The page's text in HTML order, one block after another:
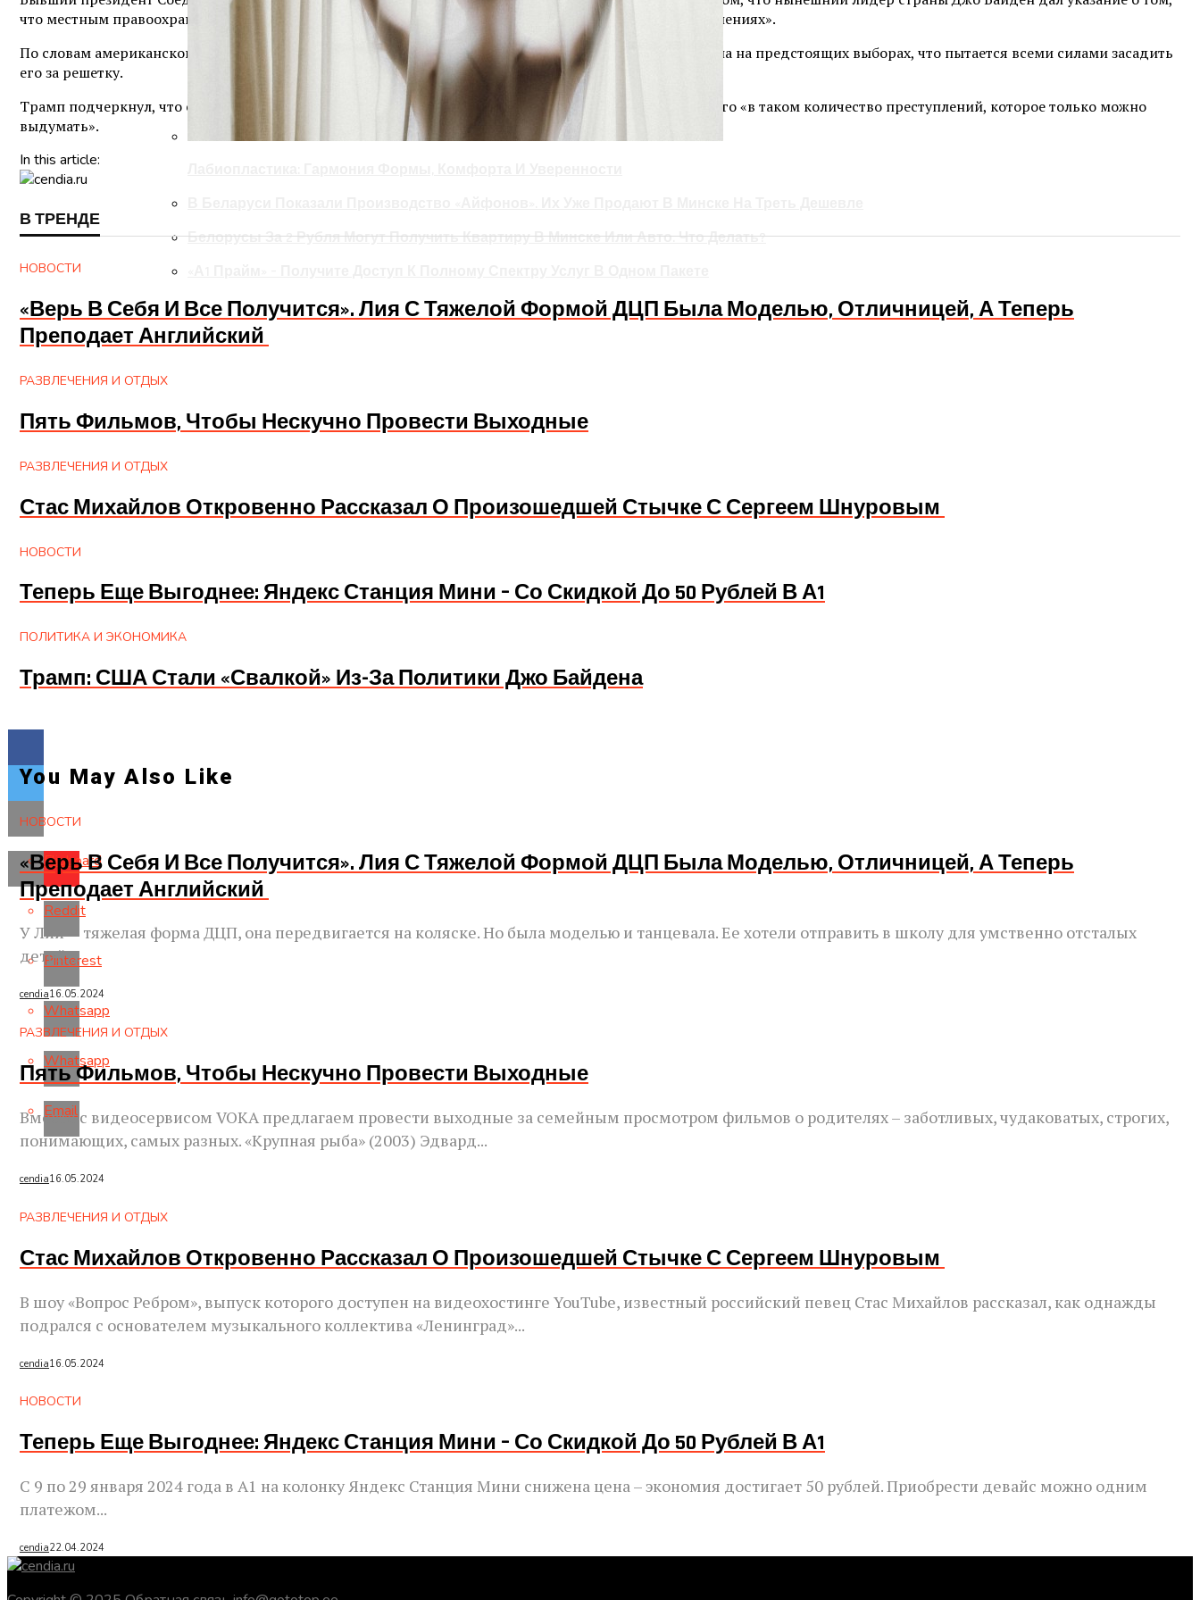
Белорусы За 2 Рубля Могут Получить Квартиру В Минске Или Авто. Что Делать?
что местным правоохранительным органам надо обвинить бизнесмена «во всех возможных преступлениях».
По словам американского шоумена и бизнесмена, Джо Байден так сильно боится конкуренции Трампа на предстоящих выборах, что пытается всеми силами засадить
его за решетку.
Трамп подчеркнул, что со стороны это выглядит так, будто Байден хочет, чтобы полиция обвинила его «в таком количество преступлений, которое только можно
выдумать».
In this article:
В ТРЕНДЕ
НОВОСТИ
«Верь В Себя И Все Получится». Лия С Тяжелой Формой ДЦП Была Моделью, Отличницей, А Теперь
Преподает Английский
РАЗВЛЕЧЕНИЯ И ОТДЫХ
Пять Фильмов, Чтобы Нескучно Провести Выходные
РАЗВЛЕЧЕНИЯ И ОТДЫХ
Стас Михайлов Откровенно Рассказал О Произошедшей Стычке С Сергеем Шнуровым
НОВОСТИ
Теперь Еще Выгоднее: Яндекс Станция Мини – Со Скидкой До 50 Рублей В А1
ПОЛИТИКА И ЭКОНОМИКА
Трамп: США Стали «свалкой» Из-За Политики Джо Байдена
Flipboard
Reddit
Pinterest
Whatsapp
Whatsapp
Email
You May Also Like
НОВОСТИ
«Верь В Себя И Все Получится». Лия С Тяжелой Формой ДЦП Была Моделью, Отличницей, А Теперь
Преподает Английский
У Лии — тяжелая форма ДЦП, она передвигается на коляске. Но была моделью и танцевала. Ее хотели отправить в школу для умственно отсталых
детей....
cendia16.05.2024
РАЗВЛЕЧЕНИЯ И ОТДЫХ
Пять Фильмов, Чтобы Нескучно Провести Выходные
Вместе с видеосервисом VOKA предлагаем провести выходные за семейным просмотром фильмов о родителях – заботливых, чудаковатых, строгих,
понимающих, самых разных. «Крупная рыба» (2003) Эдвард...
cendia16.05.2024
РАЗВЛЕЧЕНИЯ И ОТДЫХ
Стас Михайлов Откровенно Рассказал О Произошедшей Стычке С Сергеем Шнуровым
В шоу «Вопрос Ребром», выпуск которого доступен на видеохостинге YouTube, известный российский певец Стас Михайлов рассказал, как однажды
подрался с основателем музыкального коллектива «Ленинград»...
cendia16.05.2024
НОВОСТИ
Теперь Еще Выгоднее: Яндекс Станция Мини – Со Скидкой До 50 Рублей В А1
С 9 по 29 января 2024 года в А1 на колонку Яндекс Станция Мини снижена цена – экономия достигает 50 рублей. Приобрести девайс можно одним
платежом...
cendia22.04.2024